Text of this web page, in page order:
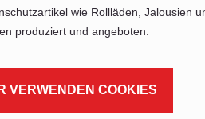
wie Rollläden, Jalousien
produziert und angeboten.
VERWENDEN COOKIES